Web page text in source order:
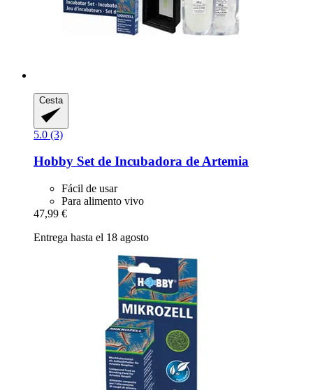
Cesta
5.0 (3)
Hobby Set de Incubadora de Artemia
Fácil de usar
Para alimento vivo
47,99 €
Entrega hasta el 18 agosto